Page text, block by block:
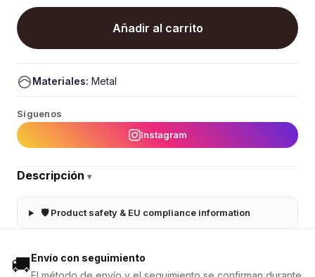
Añadir al carrito
Materiales: Metal
Síguenos
Instagram
Descripción ▾
🛡 Product safety & EU compliance information
🚚Envío con seguimiento